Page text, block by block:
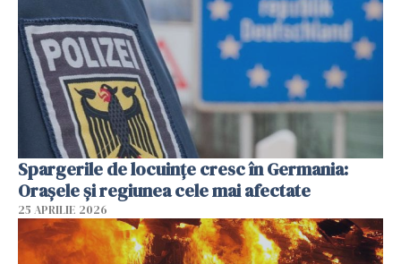
Spargerile de locuințe cresc în Germania:
Orașele și regiunea cele mai afectate
25 APRILIE 2026